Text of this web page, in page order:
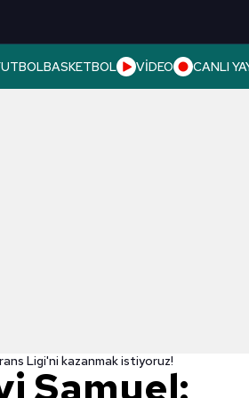
BASKETBOL VİDEO CANLI
Ligi'ni kazanmak istiyoruz!
Samuel: